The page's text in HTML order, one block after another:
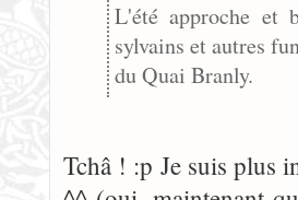
L'été approche
sylvains et autres
du Quai Branly.
Tchâ ! :p Je suis plus